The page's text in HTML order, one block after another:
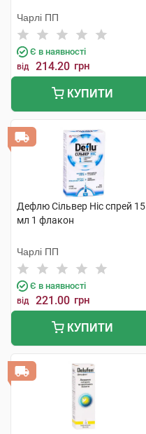
Чарлі ПП
Є в наявності
від 214.20 грн
КУПИТИ
Дефлю Сільвер Ніс спрей 15
мл 1 флакон
Чарлі ПП
Є в наявності
від 221.00 грн
КУПИТИ